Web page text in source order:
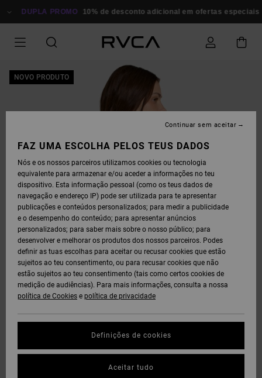
PARA
DUPLA PROMO 10% de desconto adicional em ofertas especiais
NOVO PRODUTO
FAZ UMA ESCOLHA PELOS TEUS DADOS
Nós e os nossos parceiros utilizamos cookies ou tecnologia
equivalente para armazenar e/ou aceder a informações no teu
dispositivo. Esta informação pessoal (como os teus dados de
navegação e endereço IP) pode ser utilizada para te apresentar
publicações e conteúdos personalizados; para medir a publicidade
e o desempenho do conteúdo; para apresentar anúncios
personalizados; para saber mais sobre o nosso público; para
desenvolver e melhorar os produtos dos nossos parceiros. Podes
definir as tuas escolhas para aceitar ou recusar cookies que estão
sujeitos ao teu consentimento, ou para recusar cookies que não
estão sujeitos ao teu consentimento (tais como certos cookies de
medição de audiências). Para mais informações, consulta a nossa
política de Cookies e política de privacidade
Definições de cookies
Continuar sem aceitar
Aceitar tudo